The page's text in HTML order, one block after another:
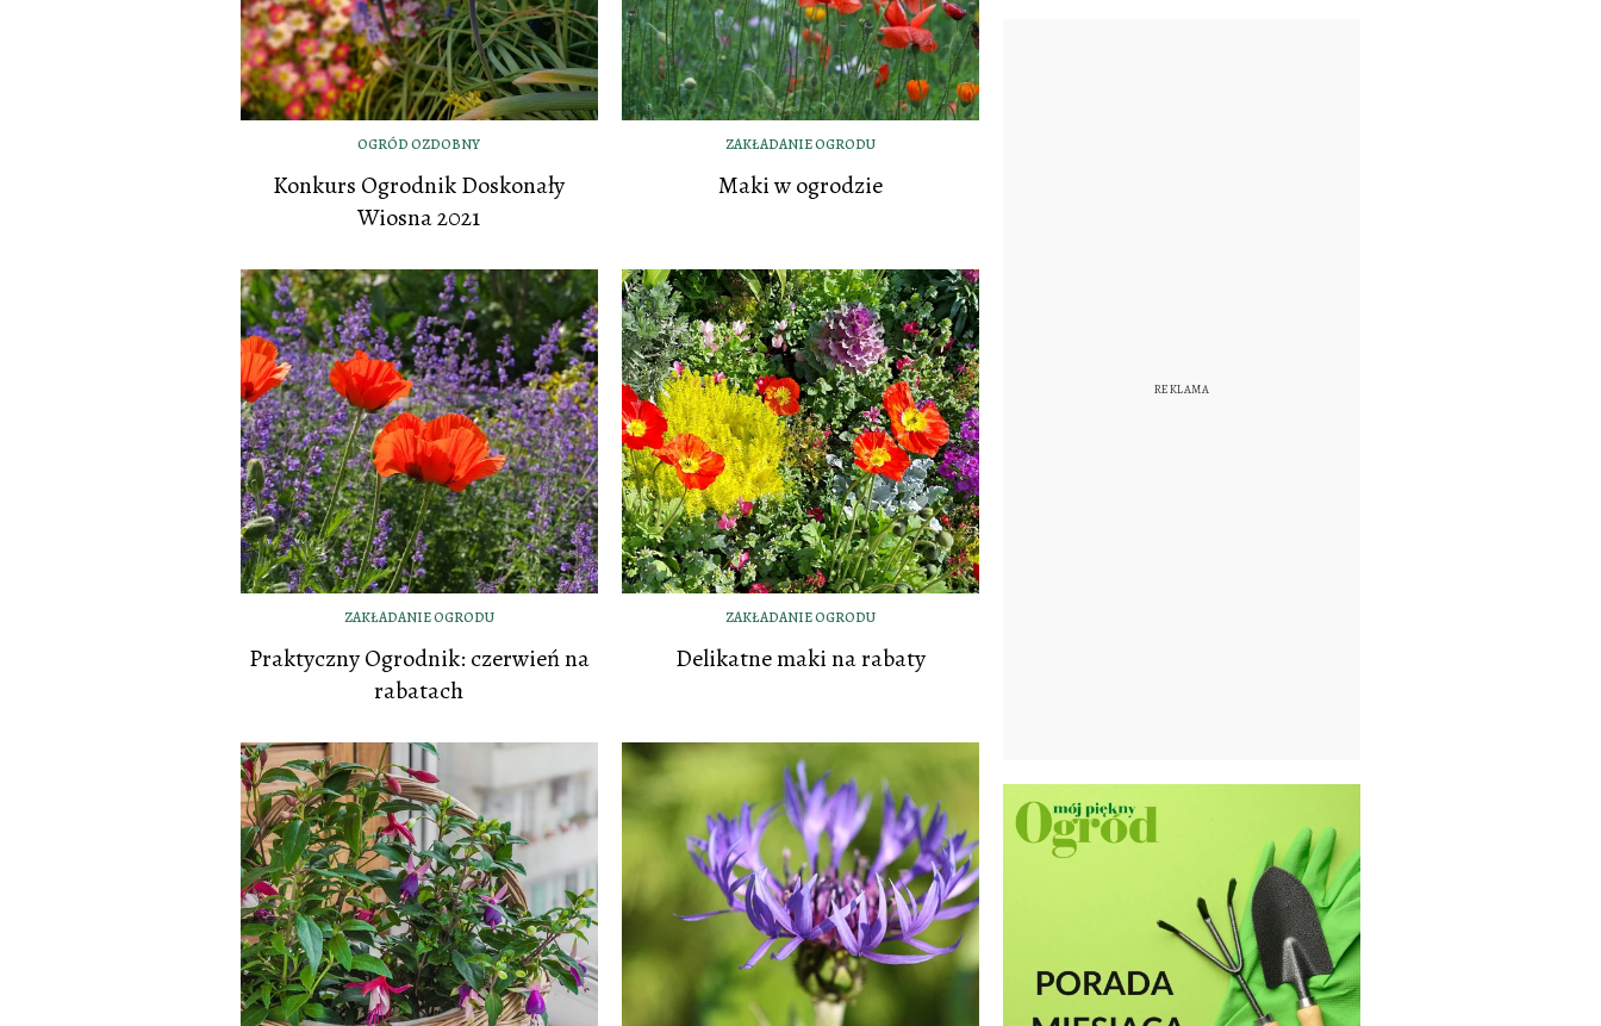
OGRÓD OZDOBNY
Konkurs Ogrodnik Doskonały
Wiosna 2021
ZAKŁADANIE OGRODU
Maki w ogrodzie
ZAKŁADANIE OGRODU
Praktyczny Ogrodnik: czerwień na
rabatach
ZAKŁADANIE OGRODU
Delikatne maki na rabaty